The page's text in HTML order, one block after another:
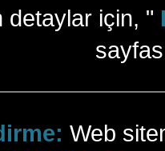
detaylar için, "
Web